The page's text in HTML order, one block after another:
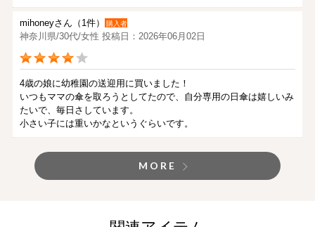
mihoneyさん（1件） 購入者
神奈川県/30代/女性 投稿日：2026年06月02日
4歳の娘に幼稚園の送迎用に買いました！
いつもママの傘を取ろうとしてたので、自分専用の日傘は嬉しいみ
たいで、毎日さしています。
小さい子には重いかなというぐらいです。
MORE